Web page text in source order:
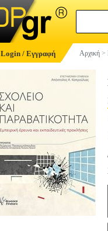
Login / Εγγραφή Αρχική >